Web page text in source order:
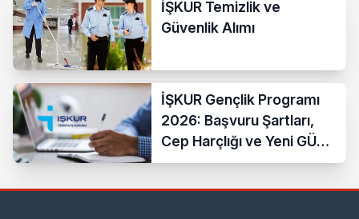
İŞKUR Temizlik ve
Güvenlik Alımı
İŞKUR Gençlik Programı
2026: Başvuru Şartları,
Cep Harçlığı ve Yeni GÜÇ
Programı